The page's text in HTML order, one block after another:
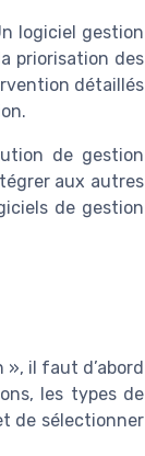
logiciel gestion
priorisation des
détaillés
de gestion
aux autres
de gestion
il faut d’abord
les types de
de sélectionner